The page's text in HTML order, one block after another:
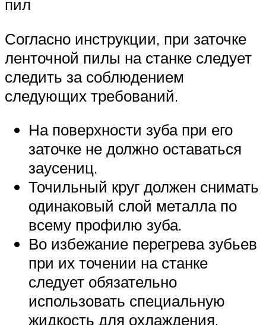
пил
Согласно инструкции, при заточке
ленточной пилы на станке следует
следить за соблюдением
следующих требований.
На поверхности зуба при его
заточке не должно оставаться
заусениц.
Точильный круг должен снимать
одинаковый слой металла по
всему профилю зуба.
Во избежание перегрева зубьев
при их точении на станке
следует обязательно
использовать специальную
жидкость для охлаждения.